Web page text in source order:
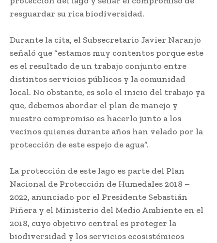
resguardar su rica biodiversidad.
Durante la cita, el Subsecretario Javier Naranjo
señaló que “estamos muy contentos porque este
es el resultado de un trabajo conjunto entre
distintos servicios públicos y la comunidad
local. No obstante, es solo el inicio del trabajo ya
que, debemos abordar el plan de manejo y
nuestro compromiso es hacerlo junto a los
vecinos quienes durante años han velado por la
protección de este espejo de agua”.
La protección de este lago es parte del Plan
Nacional de Protección de Humedales 2018 –
2022, anunciado por el Presidente Sebastián
Piñera y el Ministerio del Medio Ambiente en el
2018, cuyo objetivo central es proteger la
biodiversidad y los servicios ecosistémicos